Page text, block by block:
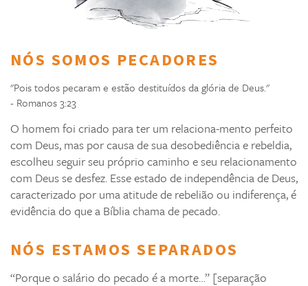
NÓS SOMOS PECADORES
"Pois todos pecaram e estão destituídos da glória de Deus."
- Romanos 3:23
O homem foi criado para ter um relaciona-mento perfeito
com Deus, mas por causa de sua desobediência e rebeldia,
escolheu seguir seu próprio caminho e seu relacionamento
com Deus se desfez. Esse estado de independência de Deus,
caracterizado por uma atitude de rebelião ou indiferença, é
evidência do que a Bíblia chama de pecado.
NÓS ESTAMOS SEPARADOS
“Porque o salário do pecado é a morte…” [separação